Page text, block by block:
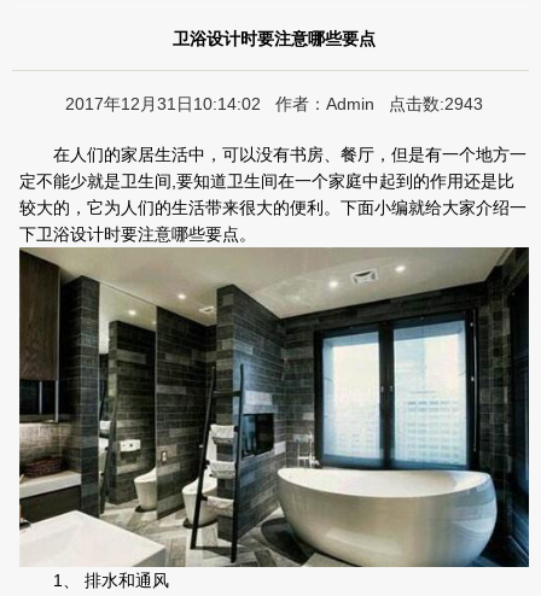
卫浴设计时要注意哪些要点
2017年12月31日10:14:02 作者：Admin 点击数:2943
在人们的家居生活中，可以没有书房、餐厅，但是有一个地方一
定不能少就是卫生间,要知道卫生间在一个家庭中起到的作用还是比
较大的，它为人们的生活带来很大的便利。下面小编就给大家介绍一
下卫浴设计时要注意哪些要点。
1、 排水和通风